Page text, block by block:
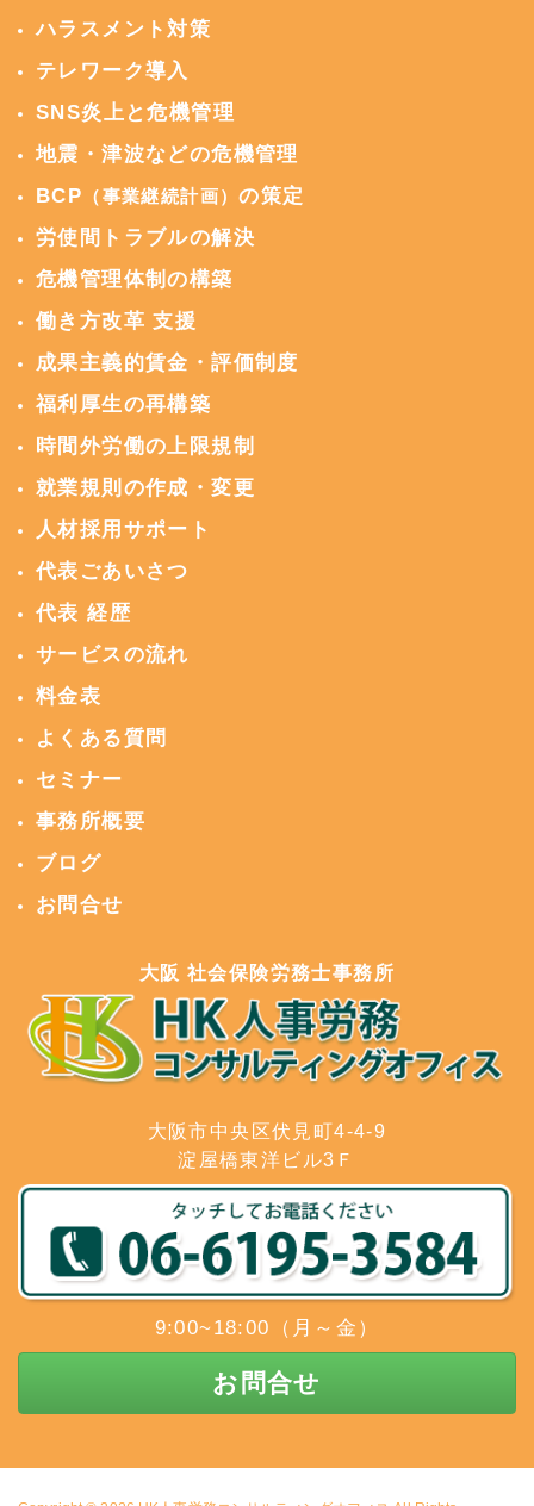
ハラスメント対策
テレワーク導入
SNS炎上と危機管理
地震・津波などの危機管理
BCP （事業継続計画）の策定
労使間トラブルの解決
危機管理体制の構築
働き方改革 支援
成果主義的賃金・評価制度
福利厚生の再構築
時間外労働の上限規制
就業規則の作成・変更
人材採用サポート
代表ごあいさつ
代表 経歴
サービスの流れ
料金表
よくある質問
セミナー
事務所概要
ブログ
お問合せ
大阪 社会保険労務士事務所
大阪市中央区伏見町4-4-9
淀屋橋東洋ビル3Ｆ
9:00~18:00（月～金）
お問合せ